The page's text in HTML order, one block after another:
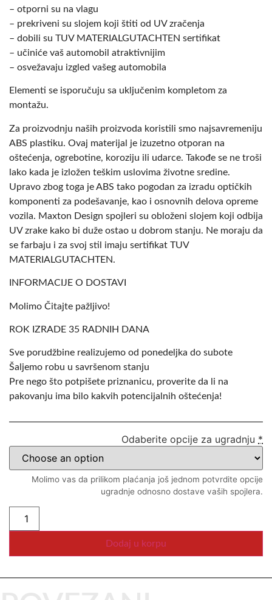
– otporni su na vlagu
– prekriveni su slojem koji štiti od UV zračenja
– dobili su TUV MATERIALGUTACHTEN sertifikat
– učiniće vaš automobil atraktivnijim
– osvežavaju izgled vašeg automobila
Elementi se isporučuju sa uključenim kompletom za
montažu.
Za proizvodnju naših proizvoda koristili smo najsavremeniju
ABS plastiku. Ovaj materijal je izuzetno otporan na
oštećenja, ogrebotine, koroziju ili udarce. Takođe se ne troši
lako kada je izložen teškim uslovima životne sredine.
Upravo zbog toga je ABS tako pogodan za izradu optičkih
komponenti za podešavanje, kao i osnovnih delova opreme
vozila. Maxton Design spojleri su obloženi slojem koji odbija
UV zrake kako bi duže ostao u dobrom stanju. Ne moraju da
se farbaju i za svoj stil imaju sertifikat TUV
MATERIALGUTACHTEN.
INFORMACIJE O DOSTAVI
Molimo Čitajte pažljivo!
ROK IZRADE 35 RADNIH DANA
Sve porudžbine realizujemo od ponedeljka do subote
Šaljemo robu u savršenom stanju
Pre nego što potpišete priznanicu, proverite da li na
pakovanju ima bilo kakvih potencijalnih oštećenja!
Odaberite opcije za ugradnju *
Molimo vas da prilikom plaćanja još jednom potvrdite opcije
ugradnje odnosno dostave vaših spojlera.
Dodaj u korpu